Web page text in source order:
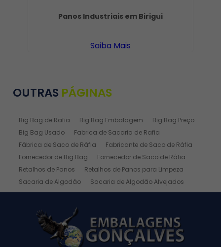
Panos Industriais em Birigui
Saiba Mais
OUTRAS PÁGINAS
Big Bag de Rafia Big Bag Embalagem
Big Bag Preço
Big Bag Usado
Fabrica de Sacaria de Rafia
Fábrica de Saco de Ráfia
Fabricante de Saco de Ráfia
Fornecedor de Big Bag
Fornecedor de Saco de Ráfia
Retalhos de Panos
Retalhos de Panos para Limpeza
Sacaria de Algodão
Sacaria de Algodão Alvejados
Sacaria de Ráfia
Sacaria de Rafia Laminada
Saco de Rafia
Saco de Rafia 100 Kg
Saco de Rafia 20kg
Saco de Ráfia 25 Kg
Saco de Ráfia 30 Kg
Saco de Rafia 40 Kg